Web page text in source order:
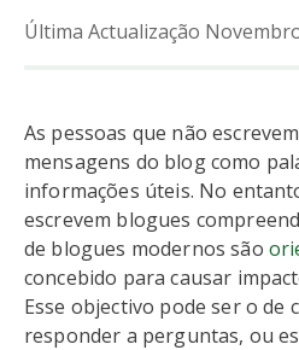
Última Actualização
As pessoas que não
mensagens do blog como
informações úteis. No
escrevem blogues
de blogues modernos são
concebido para causar
Esse objectivo pode ser o de
responder a perguntas, ou